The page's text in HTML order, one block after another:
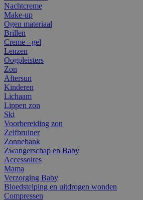
Nachtcreme
Make-up
Ogen materiaal
Brillen
Creme - gel
Lenzen
Oogpleisters
Zon
Aftersun
Kinderen
Lichaam
Lippen zon
Ski
Voorbereiding zon
Zelfbruiner
Zonnebank
Zwangerschap en Baby
Accessoires
Mama
Verzorging Baby
Bloedstelping en uitdrogen wonden
Compressen